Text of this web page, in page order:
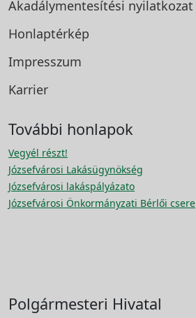
Akadálymentesítési nyilatkozat
Honlaptérkép
Impresszum
Karrier
További honlapok
Vegyél részt!
Józsefvárosi Lakásügynökség
Józsefvárosi lakáspályázato
Józsefvárosi Önkormányzati Bérlői csere
Polgármesteri Hivatal